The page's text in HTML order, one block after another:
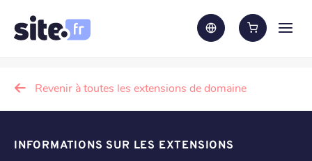
Revenir à toutes les extensions de domaine
INFORMATIONS SUR LES EXTENSIONS